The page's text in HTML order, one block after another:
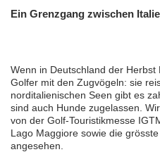
Ein Grenzgang zwischen
Wenn in Deutschland der
Golfer mit den Zugvögeln: sie
norditalienischen Seen gibt es
sind auch Hunde zugelassen.
von der Golf-Touristikmesse
Lago Maggiore sowie die
angesehen.